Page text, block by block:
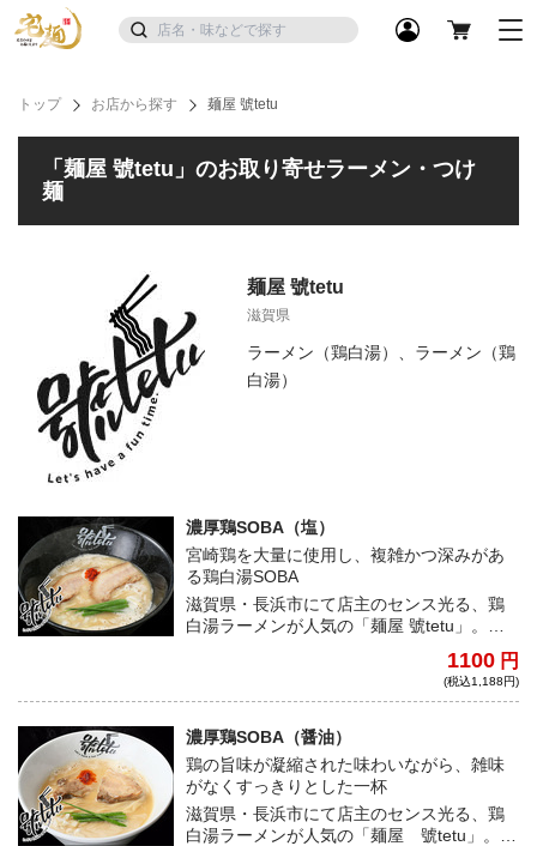
トップ お店から探す 麺屋 號tetu
「麺屋 號tetu」のお取り寄せラーメン・つけ
麺
麺屋 號tetu
滋賀県
ラーメン（鶏白湯）、ラーメン（鶏
白湯）
濃厚鶏SOBA（塩）
宮崎鶏を大量に使用し、複雑かつ深みがあ
る鶏白湯SOBA
滋賀県・長浜市にて店主のセンス光る、鶏
白湯ラーメンが人気の「麺屋 號tetu」。宮
た熟成スープと、フレッシュスープを毎日
ブレンドする事で、複雑かつ深みのある鶏
1100 円
(税込1,188円)
濃厚鶏SOBA（醤油）
鶏の旨味が凝縮された味わいながら、雑味
がなくすっきりとした一杯
滋賀県・長浜市にて店主のセンス光る、鶏
白湯ラーメンが人気の「麺屋 號tetu」。鶏